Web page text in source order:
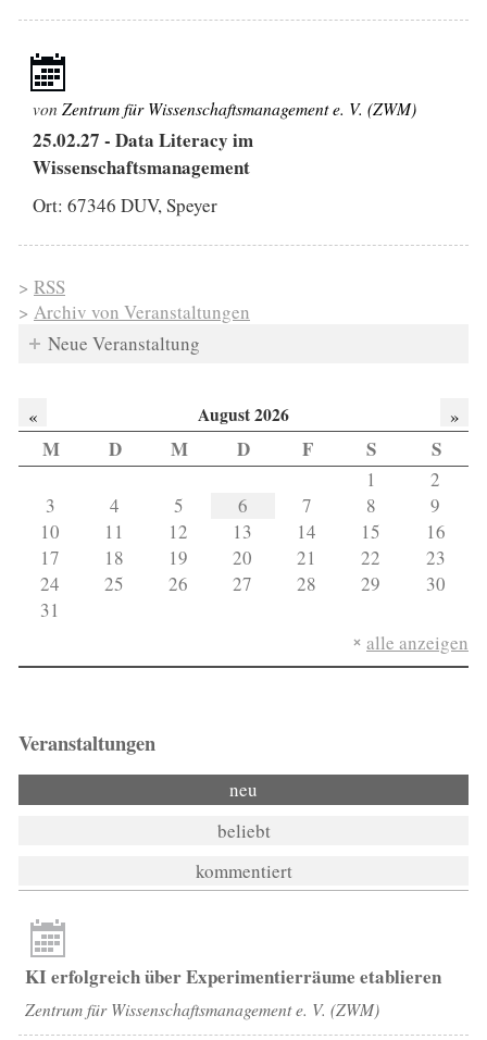
vonZentrum für Wissenschaftsmanagement e. V. (ZWM)
25.02.27 - Data Literacy im
Wissenschaftsmanagement
Ort: 67346 DUV, Speyer
> RSS
> Archiv von Veranstaltungen
Neue Veranstaltung
« August 2026 »
M D M D F S S
1
2
3
4 5 6 7 8
9
10
11 12 13 14 15
16
17
18 19 20 21 22
23
24
25 26 27 28 29
30
31
alle anzeigen
Veranstaltungen
neu
beliebt
kommentiert
KI erfolgreich über Experimentierräume etablieren
Zentrum für Wissenschaftsmanagement e. V. (ZWM)